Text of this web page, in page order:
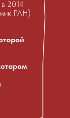
2014
РАН)